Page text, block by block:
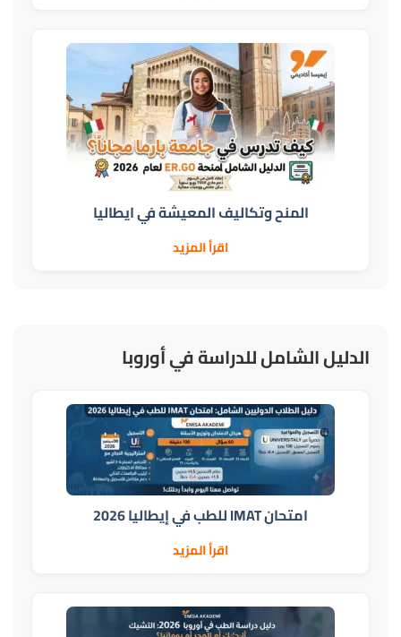
المنح وتكاليف المعيشة في ايطاليا
اقرأ المزيد
الدليل الشامل للدراسة في أوروبا
امتحان IMAT للطب في إيطاليا 2026
اقرأ المزيد